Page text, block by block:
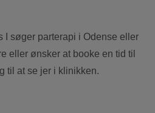
I søger parterapi i Odense eller
eller ønsker at booke en tid til
til at se jer i klinikken.